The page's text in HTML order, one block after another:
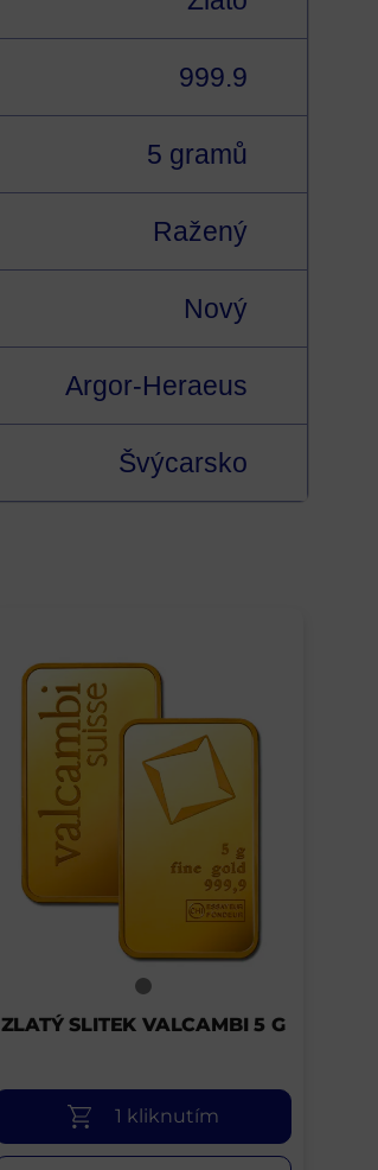
999.9
5 gramů
Ražený
Nový
Argor-Heraeus
Švýcarsko
ZLATÝ SLITEK VALCAMBI 5 G
1 kliknutím